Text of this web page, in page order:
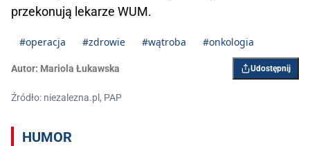
przekonują lekarze WUM.
#operacja #zdrowie #wątroba #onkologia
Autor: Mariola Łukawska Udostępnij
Źródło: niezalezna.pl, PAP
HUMOR